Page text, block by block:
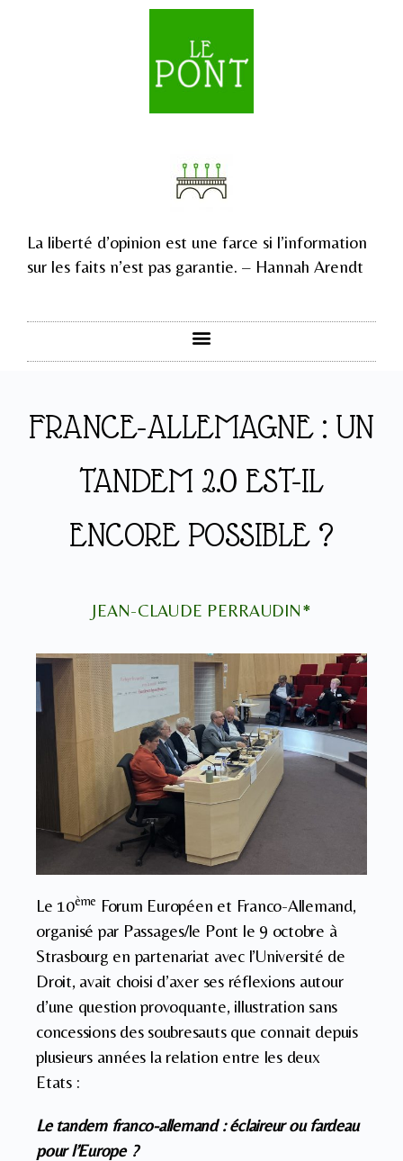
La liberté d’opinion est une farce si l’information
sur les faits n’est pas garantie. – Hannah Arendt
FRANCE-ALLEMAGNE : UN
TANDEM 2.0 EST-IL
ENCORE POSSIBLE ?
JEAN-CLAUDE PERRAUDIN*
Le 10ème Forum Européen et Franco-Allemand,
organisé par Passages/le Pont le 9 octobre à
Strasbourg en partenariat avec l’Université de
Droit, avait choisi d’axer ses réflexions autour
d’une question provoquante, illustration sans
concessions des soubresauts que connait depuis
plusieurs années la relation entre les deux
Etats :
Le tandem franco-allemand : éclaireur ou fardeau
pour l’Europe ?